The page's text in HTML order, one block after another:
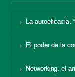
La autoeficacia:
El poder de la
Networking: el